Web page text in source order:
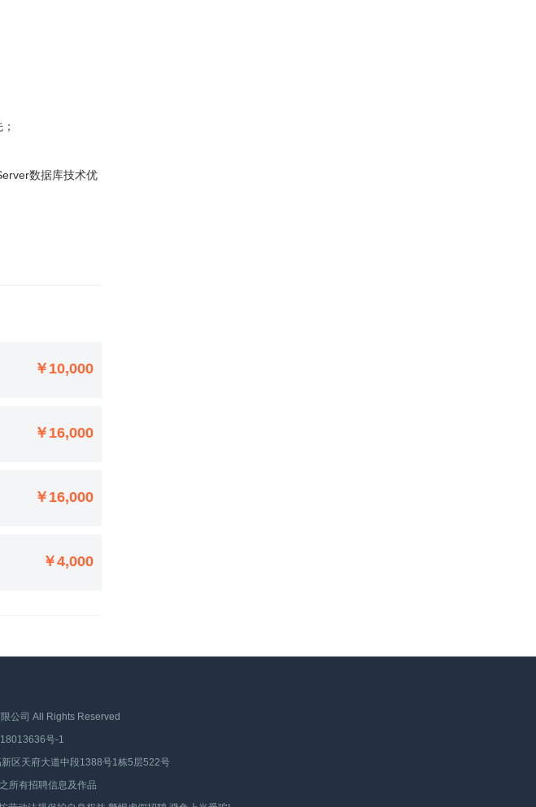
数据库技术优
￥10,000
￥16,000
￥16,000
￥4,000
公司 All Rights Reserved
号-1
区天府大道中段1388号1栋5层522号
所有招聘信息及作品